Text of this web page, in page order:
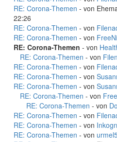
RE: Corona-Themen - von
22:26
RE: Corona-Themen - von
RE: Corona-Themen - von
RE: Corona-Themen - von
RE: Corona-Themen - von
RE: Corona-Themen - von
RE: Corona-Themen - von
RE: Corona-Themen - von
RE: Corona-Themen - von
RE: Corona-Themen - von
RE: Corona-Themen - von
RE: Corona-Themen - von
RE: Corona-Themen - von